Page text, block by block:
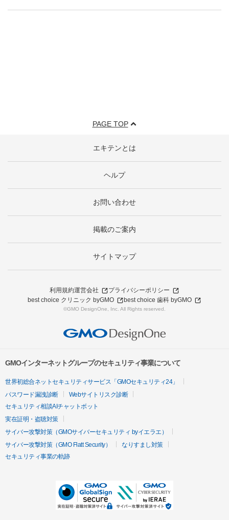
PAGE TOP
エキテンとは
ヘルプ
お問い合わせ
掲載のご案内
サイトマップ
利用規約運営会社
プライバシーポリシー
best choice クリニック byGMO
best choice 歯科 byGMO
©GMO DesignOne, Inc. All Rights reserved.
GMOインターネットグループのセキュリティ事業について
世界初総合ネットセキュリティサービス「GMOセキュリティ24」
パスワード漏洩診断
Webサイトリスク診断
セキュリティ相談AIチャットボット
実在証明・盗聴対策
サイバー攻撃対策（GMOサイバーセキュリティ byイエラエ）
サイバー攻撃対策（GMO Flatt Security）
なりすまし対策
セキュリティ事業の軌跡